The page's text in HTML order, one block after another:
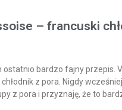
– francuski
ostatnio bardzo fajny przepis.
z pora. Nigdy
z pora i przyznaję, że to